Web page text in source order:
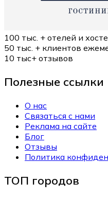
100 тыс. + отелей и
50 тыс. + клиентов
10 тыс+ отзывов
Полезные ссылки
О нас
Связаться с нами
Реклама на сайте
Блог
Отзывы
Политика
ТОП городов